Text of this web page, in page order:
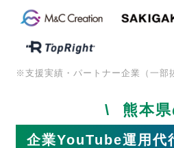
※支援実績・パートナー企業（一部
熊本
企業YouTube運用代